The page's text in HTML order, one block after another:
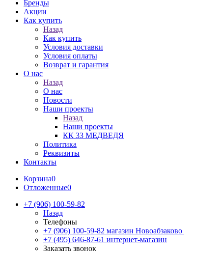
Бренды
Акции
Как купить
Назад
Как купить
Условия доставки
Условия оплаты
Возврат и гарантия
О нас
Назад
О нас
Новости
Наши проекты
Назад
Наши проекты
КК 33 МЕДВЕДЯ
Политика
Реквизиты
Контакты
Корзина0
Отложенные0
+7 (906) 100-59-82
Назад
Телефоны
+7 (906) 100-59-82 магазин Новоабзаково
+7 (495) 646-87-61 интернет-магазин
Заказать звонок